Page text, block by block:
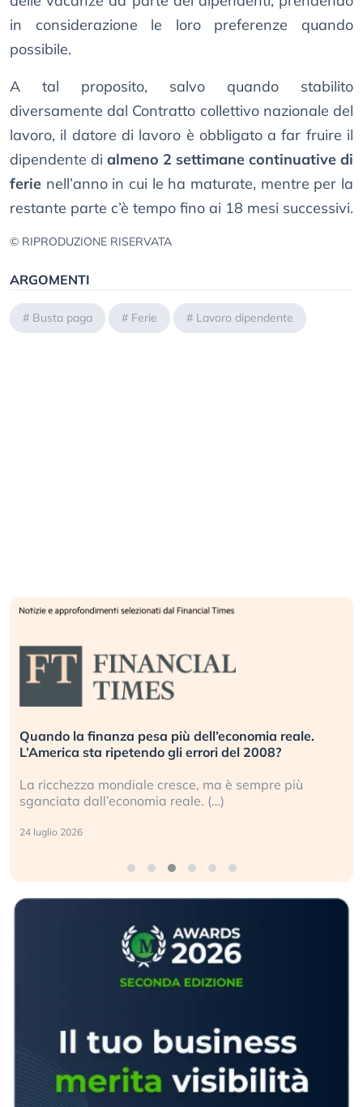
in considerazione le loro preferenze quando
possibile.
A tal proposito, salvo quando stabilito
diversamente dal Contratto collettivo nazionale del
lavoro, il datore di lavoro è obbligato a far fruire il
dipendente di almeno 2 settimane continuative di
ferie nell’anno in cui le ha maturate, mentre per la
restante parte c’è tempo fino ai 18 mesi successivi.
© RIPRODUZIONE RISERVATA
ARGOMENTI
# Busta paga # Ferie # Lavoro dipendente
Quando la finanza pesa più dell’economia reale.
L’America sta ripetendo gli errori del 2008?
La ricchezza mondiale cresce, ma è sempre più
sganciata dall’economia reale. (…)
24 luglio 2026